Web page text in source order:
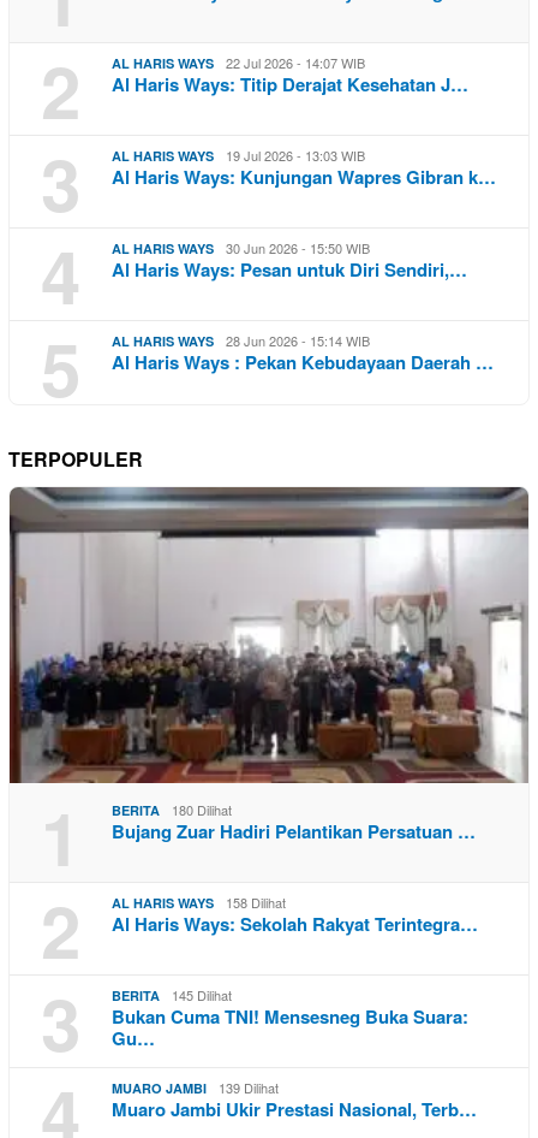
2 AL HARIS WAYS 22 Jul 2026 - 14:07 WIB
Al Haris Ways: Titip Derajat Kesehatan J…
3 AL HARIS WAYS 19 Jul 2026 - 13:03 WIB
Al Haris Ways: Kunjungan Wapres Gibran k…
4 AL HARIS WAYS 30 Jun 2026 - 15:50 WIB
Al Haris Ways: Pesan untuk Diri Sendiri,…
5 AL HARIS WAYS 28 Jun 2026 - 15:14 WIB
Al Haris Ways : Pekan Kebudayaan Daerah …
TERPOPULER
1 BERITA 180 Dilihat
Bujang Zuar Hadiri Pelantikan Persatuan …
2 AL HARIS WAYS 158 Dilihat
Al Haris Ways: Sekolah Rakyat Terintegra…
3 BERITA 145 Dilihat
Bukan Cuma TNI! Mensesneg Buka Suara:
Gu…
4 MUARO JAMBI 139 Dilihat
Muaro Jambi Ukir Prestasi Nasional, Terb…